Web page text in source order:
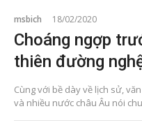
msbich 18/02/2020
Choáng ngợp
thiên đường
Cùng với bề dày về lịch sử,
và nhiều nước châu Âu nói